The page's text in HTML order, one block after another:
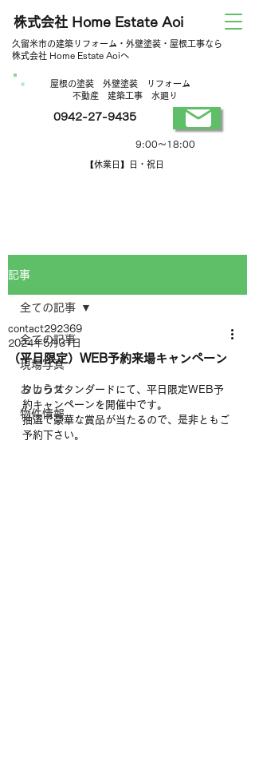
株式会社 Home Estate Aoi
久留米市の建築リフォーム・外壁塗装・屋根工事なら
株式会社 Home Estate Aoiへ
屋根の塗装 外壁塗装 リフォーム
不動産 建築工事 水廻り
0942-27-9435
9:00～18:00
【休業日】日・祝日
記事
全ての記事
現場写真
おしらせ
物件情報
全ての記事
（平日限定）WEB予約来場キャンペーン
contact292369
2024年5月31日
タカラスタンダードにて、平日限定WEB予
約キャンペーンを開催中です。
抽選で豪華な賞品が当たるので、是非ともご
予約下さい。